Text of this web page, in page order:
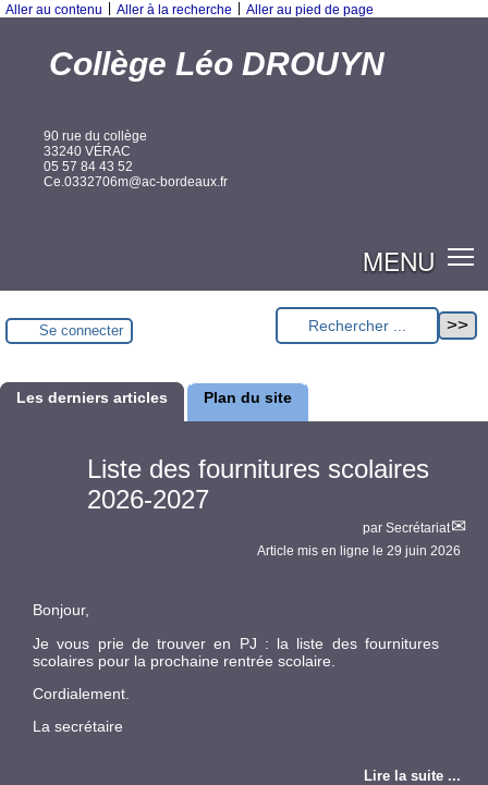
Aller au contenu Aller à la recherche Aller au pied de page
Collège Léo DROUYN
90 rue du collège
33240 VÉRAC
05 57 84 43 52
Ce.0332706m@ac-bordeaux.fr
MENU
Se connecter
Les derniers articles Plan du site
Liste des fournitures scolaires
2026-2027
par Secrétariat
Article mis en ligne le 29 juin 2026
Bonjour,
Je vous prie de trouver en PJ : la liste des fournitures
scolaires pour la prochaine rentrée scolaire.
Cordialement.
La secrétaire
Lire la suite ...